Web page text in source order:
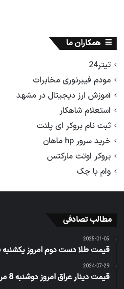
همکاران ما
تیتر24
مودم فیبرنوری مخابرات
آموزش ارز دیجیتال در مشهد
استعلام شاهکار
ثبت نام بروکر ای پلنت
خرید سرور hp ماهان
بروکر اوتت مارکتس
وام با چک
مطالب تصادفی
2025-01-05
قیمت طلا دست دوم امروز یکشنبه 16 دی 1403
2024-07-29
قیمت دینار عراق امروز دوشنبه 8 مرداد ۱۴۰۳